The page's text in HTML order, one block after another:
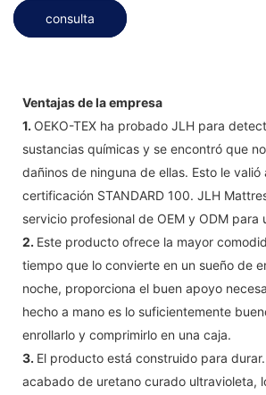
consulta
Ventajas de la empresa
1. OEKO-TEX ha probado JLH para
sustancias químicas y se encontró que
dañinos de ninguna de ellas. Esto le
certificación STANDARD 100. JLH
servicio profesional de OEM y ODM para
2. Este producto ofrece la mayor
tiempo que lo convierte en un sueño de
noche, proporciona el buen apoyo
hecho a mano es lo suficientemente
enrollarlo y comprimirlo en una caja.
3. El producto está construido para
acabado de uretano curado ultravioleta,